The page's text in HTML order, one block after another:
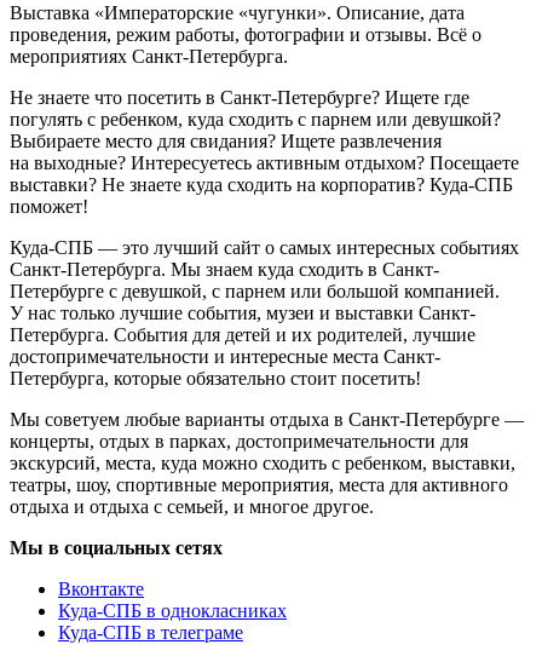
Выставка «Императорские «чугунки». Описание, дата
проведения, режим работы, фотографии и отзывы. Всё о
мероприятиях Санкт-Петербурга.
Не знаете что посетить в Санкт-Петербурге? Ищете где
погулять с ребенком, куда сходить с парнем или девушкой?
Выбираете место для свидания? Ищете развлечения
на выходные? Интересуетесь активным отдыхом? Посещаете
выставки? Не знаете куда сходить на корпоратив? Куда-СПБ
поможет!
Куда-СПБ — это лучший сайт о самых интересных событиях
Санкт-Петербурга. Мы знаем куда сходить в Санкт-
Петербурге с девушкой, с парнем или большой компанией.
У нас только лучшие события, музеи и выставки Санкт-
Петербурга. События для детей и их родителей, лучшие
достопримечательности и интересные места Санкт-
Петербурга, которые обязательно стоит посетить!
Мы советуем любые варианты отдыха в Санкт-Петербурге —
концерты, отдых в парках, достопримечательности для
экскурсий, места, куда можно сходить с ребенком, выставки,
театры, шоу, спортивные мероприятия, места для активного
отдыха и отдыха с семьей, и многое другое.
Мы в социальных сетях
Вконтакте
Куда-СПБ в однокласниках
Куда-СПБ в телеграме